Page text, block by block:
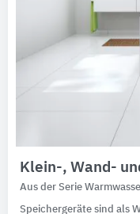
Klein-, Wand-
Aus der Serie
Speichergeräte sind als